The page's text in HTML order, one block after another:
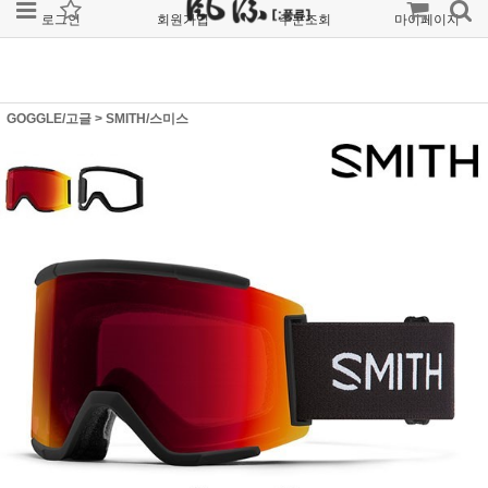
로그인 회원가입 주문조회 마이페이지
GOGGLE/고글 > SMITH/스미스